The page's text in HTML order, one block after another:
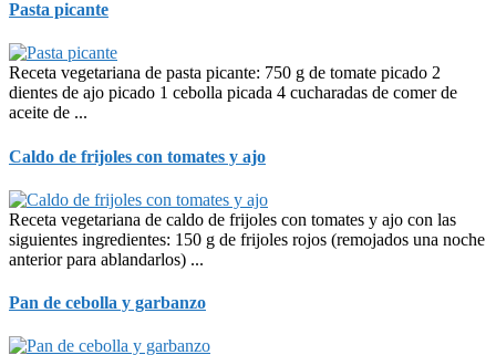
Pasta picante
Receta vegetariana de pasta picante: 750 g de tomate picado 2
dientes de ajo picado 1 cebolla picada 4 cucharadas de comer de
aceite de ...
Caldo de frijoles con tomates y ajo
Receta vegetariana de caldo de frijoles con tomates y ajo con las
siguientes ingredientes: 150 g de frijoles rojos (remojados una noche
anterior para ablandarlos) ...
Pan de cebolla y garbanzo